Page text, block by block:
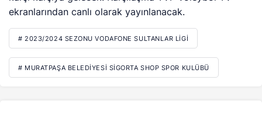
ekranlarından canlı olarak yayınlanacak.
# 2023/2024 SEZONU VODAFONE SULTANLAR LIGI
# MURATPAŞA BELEDIYESI SIGORTA SHOP SPOR KULÜBÜ